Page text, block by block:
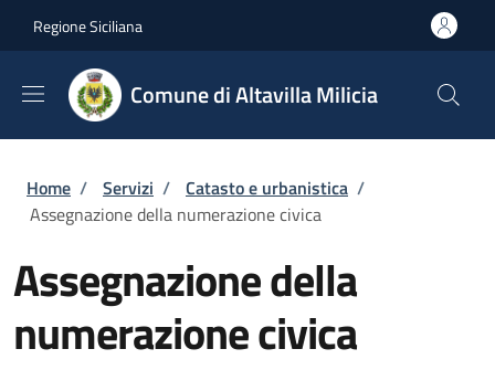
Regione Siciliana
Comune di Altavilla Milicia
Briciole di pane
Home / Servizi / Catasto e urbanistica /
Assegnazione della numerazione civica
Assegnazione della
numerazione civica